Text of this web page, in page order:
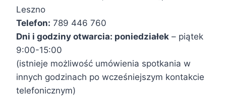
Leszno
Telefon: 789 446 760
Dni i godziny otwarcia: poniedziałek – piątek
9:00-15:00
(istnieje możliwość umówienia spotkania w
innych godzinach po wcześniejszym kontakcie
telefonicznym)